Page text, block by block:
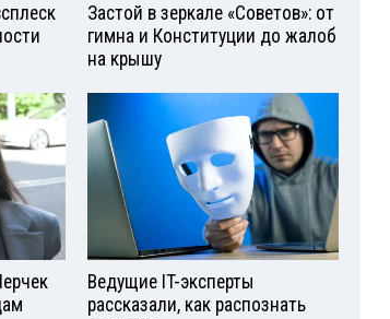
Застой в зеркале «Советов»: от
гимна и Конституции до жалоб
на крышу
Ведущие IT-эксперты
рассказали, как распознать